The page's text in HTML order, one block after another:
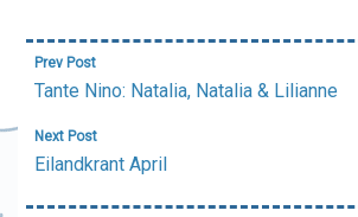
Bericht
navigatie
Prev Post
Tante Nino: Natalia, Natalia & Lilianne
Next Post
Eilandkrant April